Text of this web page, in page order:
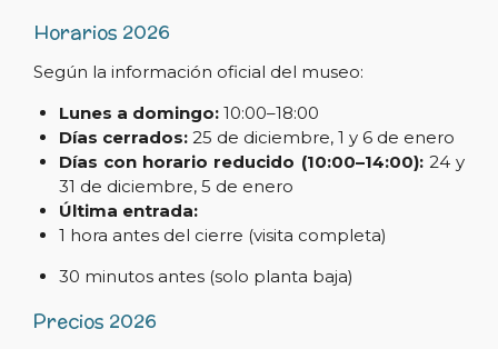
Horarios 2026
Según la información oficial del museo:
Lunes a domingo:10:00–18:00
Días cerrados:25 de diciembre, 1 y 6 de enero
Días con horario reducido (10:00–14:00):24 y
31 de diciembre, 5 de enero
Última entrada:
1 hora antes del cierre (visita completa)
30 minutos antes (solo planta baja)
Precios 2026